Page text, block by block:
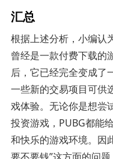
汇总
根据上述分析，小编认
曾经是一款付费下载的
后，它已经完全变成了
一些新的交易项目可供
戏体验。无论你是想尝
投资游戏，PUBG都能
和快乐的游戏环境。因